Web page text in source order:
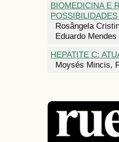
BIOMEDICINA E
Rosângela
Eduardo
HEPATITE C:
Moysés Mincis,